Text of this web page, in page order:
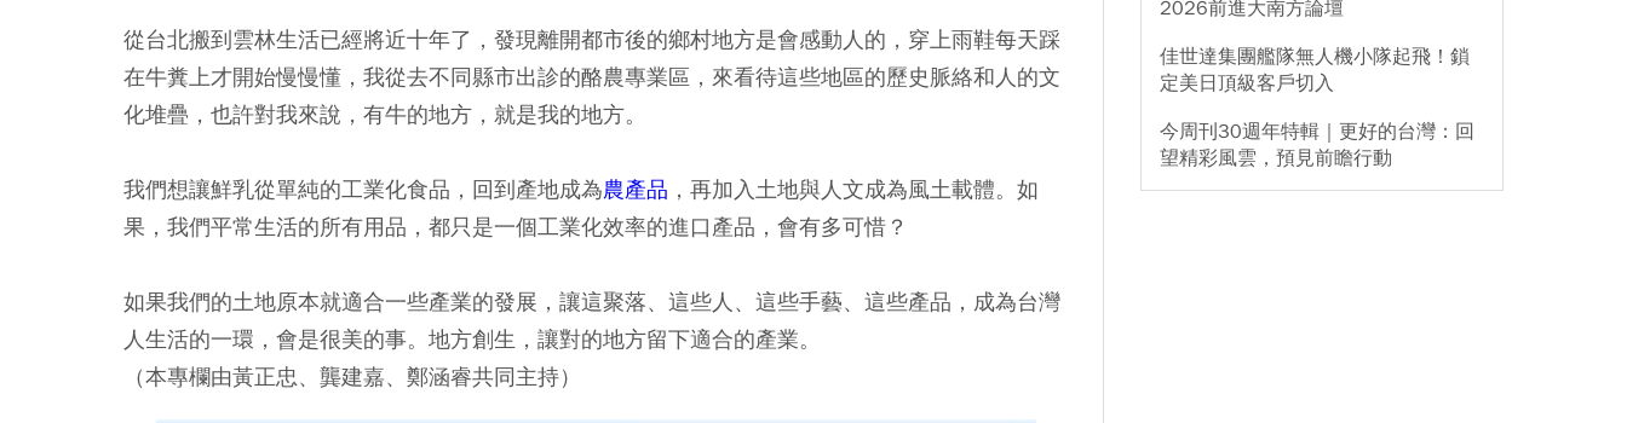
從台北搬到雲林生活已經將近十年了，發現離開都市後的鄉村地方是會感動人的，穿上雨鞋每天踩
在牛糞上才開始慢慢懂，我從去不同縣市出診的酪農專業區，來看待這些地區的歷史脈絡和人的文
化堆疊，也許對我來說，有牛的地方，就是我的地方。
我們想讓鮮乳從單純的工業化食品，回到產地成為農產品 ，再加入土地與人文成為風土載體。如
果，我們平常生活的所有用品，都只是一個工業化效率的進口產品，會有多可惜？
如果我們的土地原本就適合一些產業的發展，讓這聚落、這些人、這些手藝、這些產品，成為台灣
人生活的一環，會是很美的事。地方創生，讓對的地方留下適合的產業。
（本專欄由黃正忠、龔建嘉、鄭涵睿共同主持）
2026前進大南方論壇
佳世達集團艦隊無人機小隊起飛！鎖
定美日頂級客戶切入
今周刊30週年特輯｜更好的台灣：回
望精彩風雲，預見前瞻行動